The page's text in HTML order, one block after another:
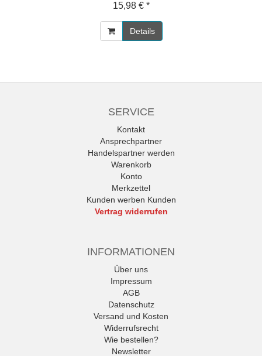
15,98 € *
Details
SERVICE
Kontakt
Ansprechpartner
Handelspartner werden
Warenkorb
Konto
Merkzettel
Kunden werben Kunden
Vertrag widerrufen
INFORMATIONEN
Über uns
Impressum
AGB
Datenschutz
Versand und Kosten
Widerrufsrecht
Wie bestellen?
Newsletter